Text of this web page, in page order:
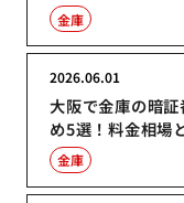
金庫
大阪で金庫の暗
め5選！料金相場
2026.06.01
金庫